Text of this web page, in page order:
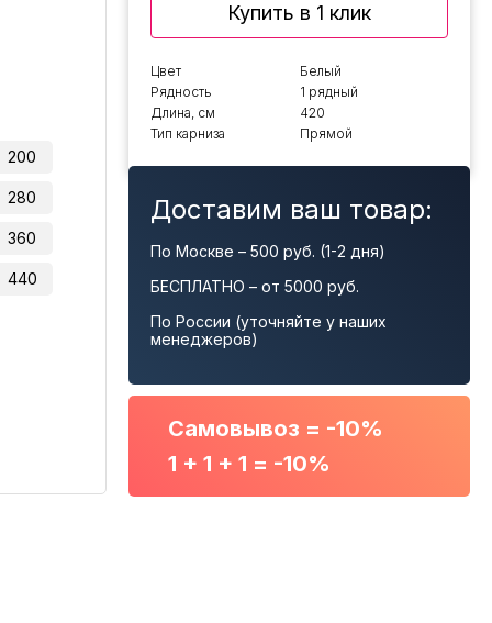
200
280
360
440
Купить в 1 клик
Цвет
Белый
Рядность
1 рядный
Длина, см
420
Тип карниза
Прямой
Доставим ваш товар:
По Москве – 500 руб. (1-2 дня)
БЕСПЛАТНО – от 5000 руб.
По России (уточняйте у наших
менеджеров)
Самовывоз = -10%
1 + 1 + 1 = -10%